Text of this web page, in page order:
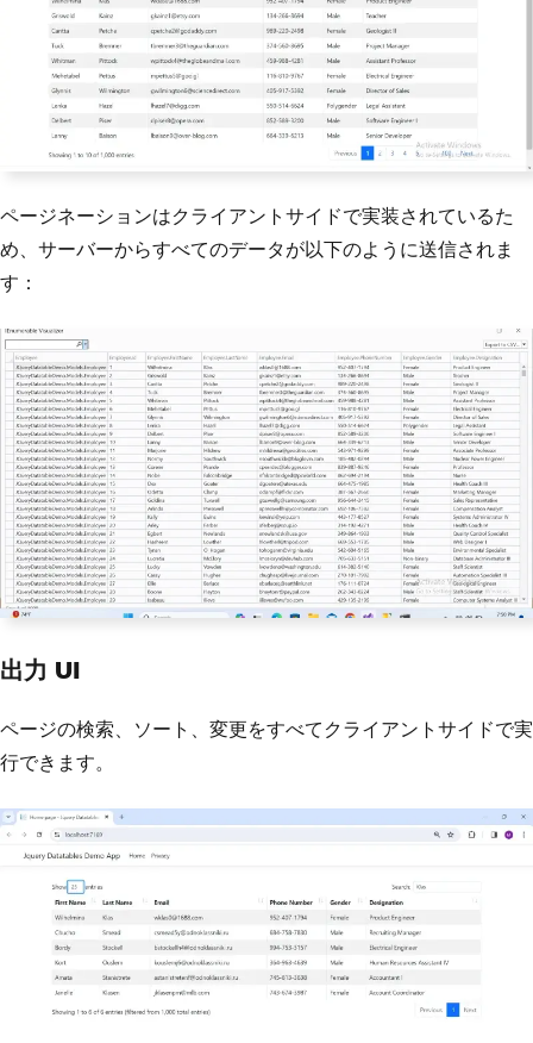
ページネーションはクライアントサイドで実装されているた
め、サーバーからすべてのデータが以下のように送信されま
す：
出力 UI
ページの検索、ソート、変更をすべてクライアントサイドで実
行できます。